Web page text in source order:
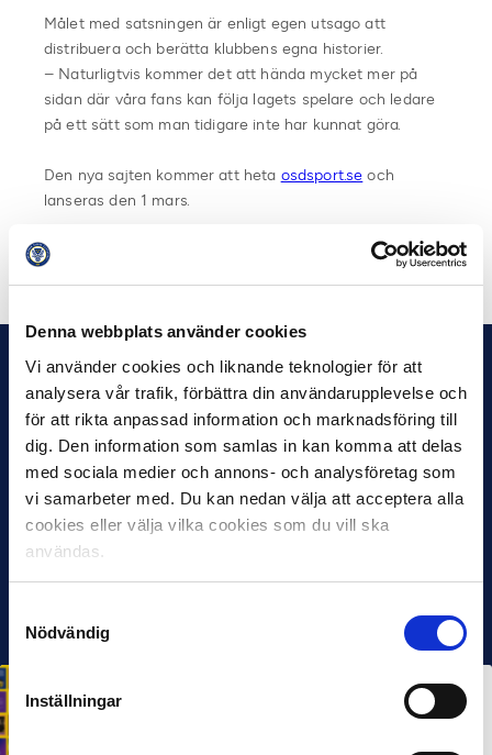
Denna webbplats använder cookies
Vi använder cookies och liknande teknologier för att
analysera vår trafik, förbättra din användarupplevelse och
för att rikta anpassad information och marknadsföring till
dig. Den information som samlas in kan komma att delas
med sociala medier och annons- och analysföretag som
vi samarbeter med. Du kan nedan välja att acceptera alla
cookies eller välja vilka cookies som du vill ska
användas.
Nödvändig
Inställningar
Målet med satsningen är enligt egen utsago att
distribuera och berätta klubbens egna historier.
– Naturligtvis kommer det att hända mycket mer på
sidan där våra fans kan följa lagets spelare och ledare
på ett sätt som man tidigare inte har kunnat göra.
Den nya sajten kommer att heta osdsport.se och
lanseras den 1 mars.
Dela på Twitter
Svensk Elitfotboll lanserar Fotbollseffekten – en
rapport om Sveriges starkaste folkrörelse och